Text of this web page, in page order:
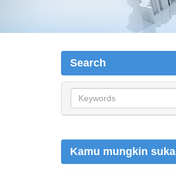
Search
e
a
c
h
Kamu mungkin suka